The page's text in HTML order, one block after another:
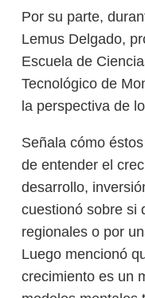
Por su parte,
Lemus Delgado,
Escuela de
Tecnológico de
la perspectiva de
Señala cómo
de entender el
desarrollo,
cuestionó sobre si
regionales o por
Luego mencionó
crecimiento es un